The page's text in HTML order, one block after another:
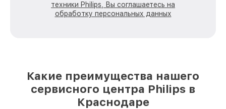
техники Philips, Вы соглашаетесь на
обработку персональных данных
Какие преимущества нашего
сервисного центра Philips в
Краснодаре